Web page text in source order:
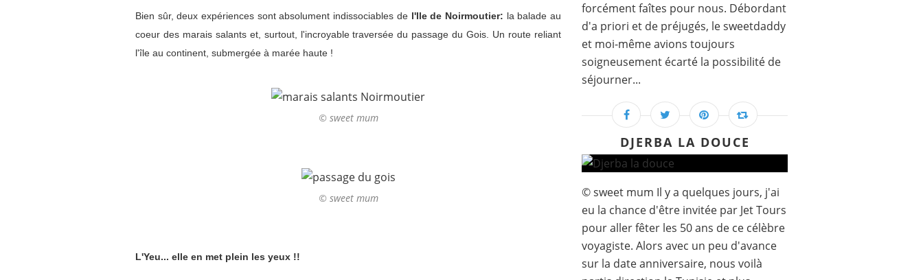
Bien sûr, deux expériences sont absolument indissociables de l'Ile de Noirmoutier: la balade au
coeur des marais salants et, surtout, l'incroyable traversée du passage du Gois. Un route reliant
l'île au continent, submergée à marée haute !
© sweet mum
© sweet mum
L'Yeu... elle en met plein les yeux !!
forcément faîtes pour nous. Débordant
d'a priori et de préjugés, le sweetdaddy
et moi-même avions toujours
soigneusement écarté la possibilité de
séjourner...
DJERBA LA DOUCE
© sweet mum Il y a quelques jours, j'ai
eu la chance d'être invitée par Jet Tours
pour aller fêter les 50 ans de ce célèbre
voyagiste. Alors avec un peu d'avance
sur la date anniversaire, nous voilà